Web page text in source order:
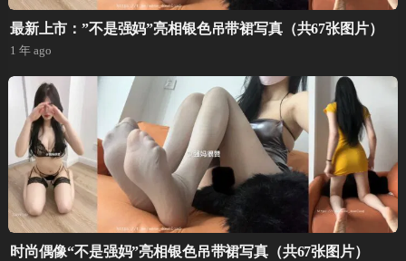
最新上市：”不是强妈”亮相银色吊带裙写真（共67张图片）
1 年 ago
时尚偶像“不是强妈”亮相银色吊带裙写真（共67张图片）